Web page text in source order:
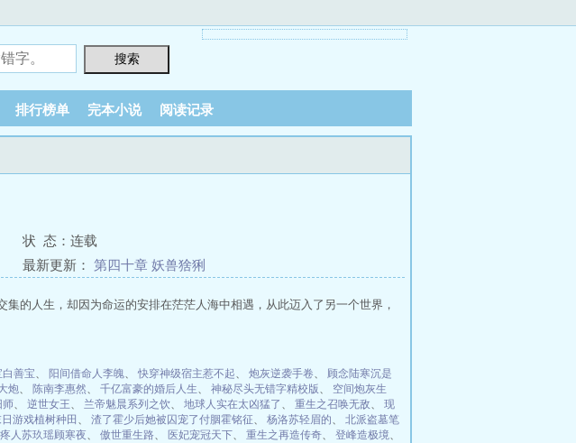
排行榜单 完本小说 阅读记录
状 态：连载
最新更新： 第四十章 妖兽猞猁
的人生，却因为命运的安排在茫茫人海中相遇，从此迈入了另一个世界，
善宝、 阳间借命人李魄、 快穿神级宿主惹不起、 炮灰逆袭手卷、 顾念陆寒沉是
炮、 陈南李惠然、 千亿富豪的婚后人生、 神秘尽头无错字精校版、 空间炮灰生
师、 逆世女王、 兰帝魅晨系列之饮、 地球人实在太凶猛了 、 重生之召唤无敌、 现
游戏植树种田 、 渣了霍少后她被囚宠了付胭霍铭征、 杨洛苏轻眉的、 北派盗墓笔
人苏玖瑶顾寒夜、 傲世重生路、 医妃宠冠天下、 重生之再造传奇、 登峰造极境、